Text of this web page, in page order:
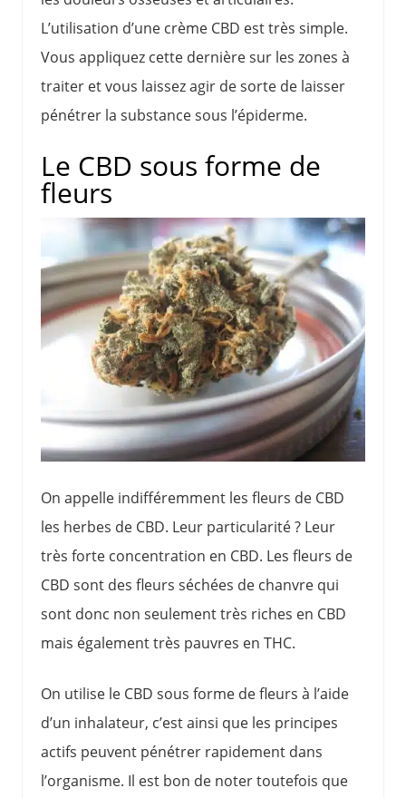
L’utilisation d’une crème CBD est très simple.
Vous appliquez cette dernière sur les zones à
traiter et vous laissez agir de sorte de laisser
pénétrer la substance sous l’épiderme.
Le CBD sous forme de
fleurs
On appelle indifféremment les fleurs de CBD
les herbes de CBD. Leur particularité ? Leur
très forte concentration en CBD. Les fleurs de
CBD sont des fleurs séchées de chanvre qui
sont donc non seulement très riches en CBD
mais également très pauvres en THC.
On utilise le CBD sous forme de fleurs à l’aide
d’un inhalateur, c’est ainsi que les principes
actifs peuvent pénétrer rapidement dans
l’organisme. Il est bon de noter toutefois que